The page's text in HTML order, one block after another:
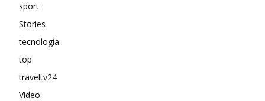
sport
Stories
tecnologia
top
traveltv24
Video